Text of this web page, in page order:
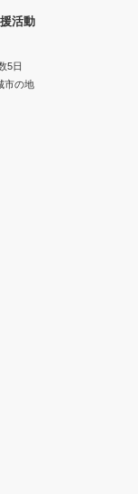
活動
5日
市の地